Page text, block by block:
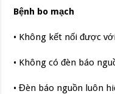
Bệnh bo mạch
• Không kết nối được
• Không có đèn báo
• Đèn báo nguồn luôn